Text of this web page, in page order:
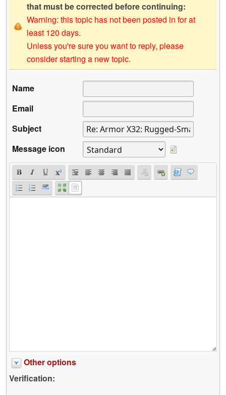
that must be corrected before continuing:
Warning: this topic has not been posted in for at
least 120 days.
Unless you're sure you want to reply, please
consider starting a new topic.
Name
Email
Subject
Message icon
Other options
Verification: